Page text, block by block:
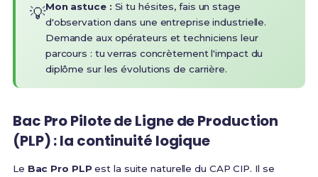
💡Mon astuce : Si tu hésites, fais un stage
d'observation dans une entreprise industrielle.
Demande aux opérateurs et techniciens leur
parcours : tu verras concrètement l'impact du
diplôme sur les évolutions de carrière.
Bac Pro Pilote de Ligne de Production
(PLP) : la continuité logique
Le Bac Pro PLP est la suite naturelle du CAP CIP. Il se